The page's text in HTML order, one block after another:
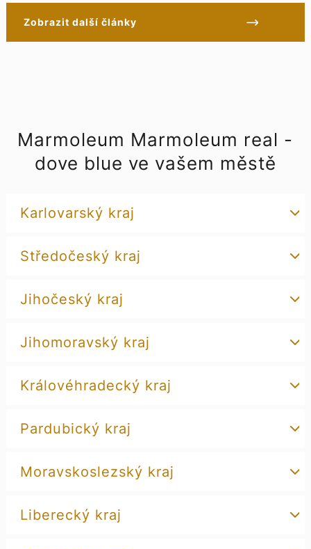
Zobrazit další články
Marmoleum Marmoleum real -
dove blue ve vašem městě
Karlovarský kraj
Středočeský kraj
Jihočeský kraj
Jihomoravský kraj
Královéhradecký kraj
Pardubický kraj
Moravskoslezský kraj
Liberecký kraj